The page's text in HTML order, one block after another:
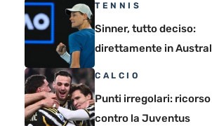
TENNIS
Sinner, tutto deciso:
direttamente in
CALCIO
Punti irregolari: ricorso
contro la Juventus